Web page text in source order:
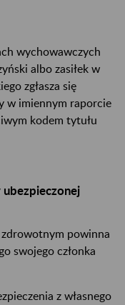
wychowawczych
albo zasiłek w
zgłasza się
w imiennym raporcie
kodem tytułu
ubezpieczonej
zdrowotnym powinna
swojego członka
z własnego